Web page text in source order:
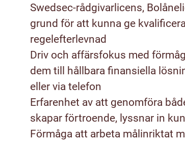
Swedsec-rådgivarlicens,
grund för att kunna ge
regelefterlevnad
Driv och affärsfokus med
dem till hållbara finansiella
eller via telefon
Erfarenhet av att genomföra
skapar förtroende, lyssnar in
Förmåga att arbeta målinriktat